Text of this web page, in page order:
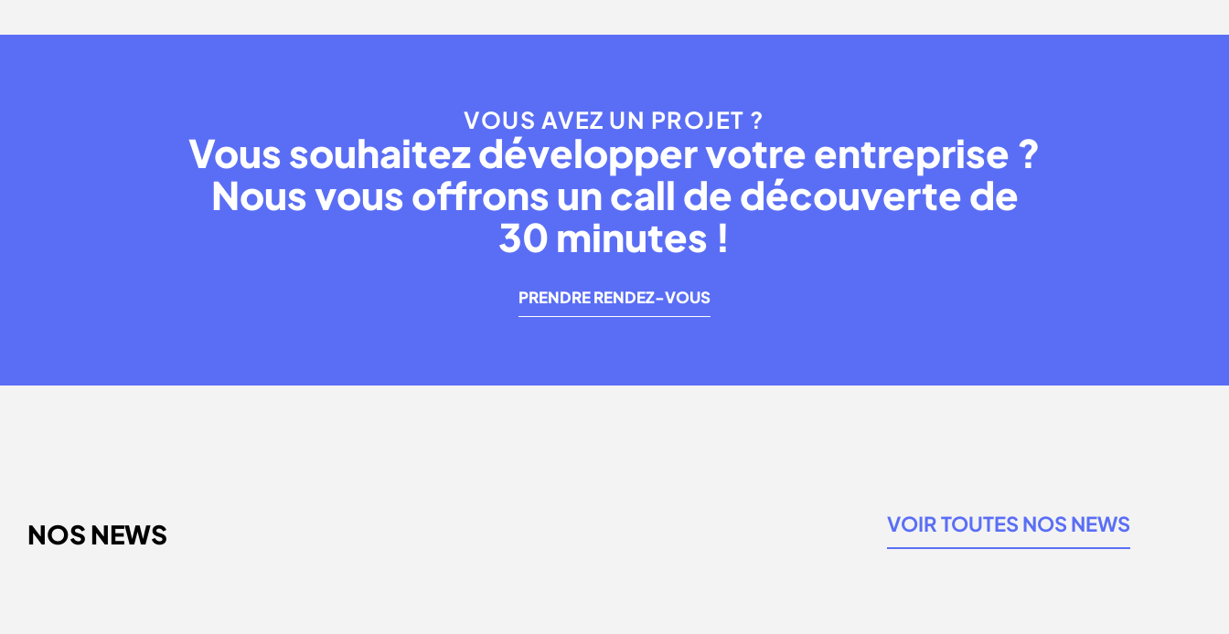
VOUS AVEZ UN PROJET ?
Vous souhaitez développer votre entreprise ?
Nous vous offrons un call de découverte de
30 minutes !
PRENDRE RENDEZ-VOUS
NOS NEWS VOIR TOUTES NOS NEWS